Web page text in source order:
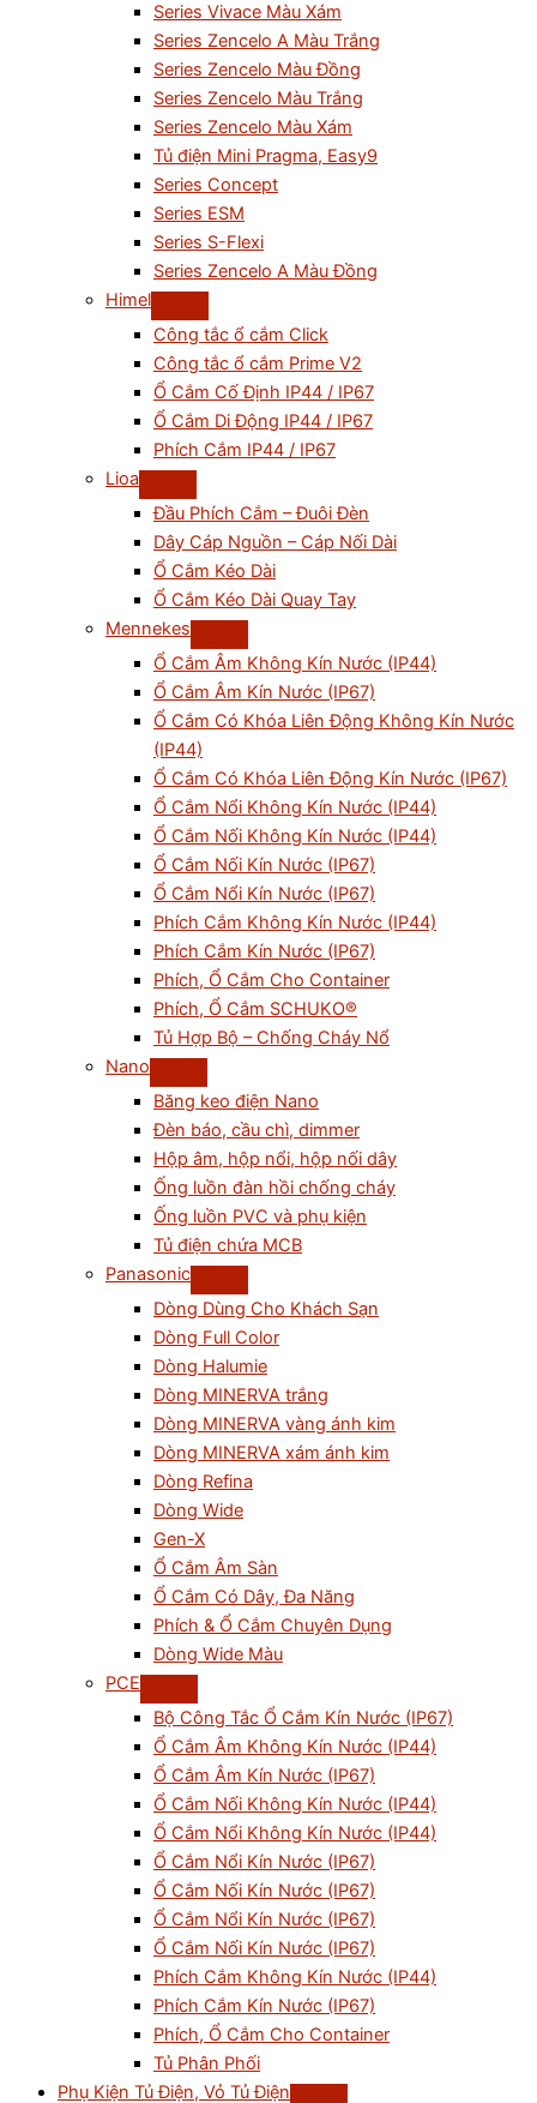
Series Vivace Màu Xám
Series Zencelo A Màu Trắng
Series Zencelo Màu Đồng
Series Zencelo Màu Trắng
Series Zencelo Màu Xám
Tủ điện Mini Pragma, Easy9
Series Concept
Series ESM
Series S-Flexi
Series Zencelo A Màu Đồng
Himel
Công tắc ổ cắm Click
Công tắc ổ cắm Prime V2
Ổ Cắm Cố Định IP44 / IP67
Ổ Cắm Di Động IP44 / IP67
Phích Cắm IP44 / IP67
Lioa
Đầu Phích Cắm – Đuôi Đèn
Dây Cáp Nguồn – Cáp Nối Dài
Ổ Cắm Kéo Dài
Ổ Cắm Kéo Dài Quay Tay
Mennekes
Ổ Cắm Âm Không Kín Nước (IP44)
Ổ Cắm Âm Kín Nước (IP67)
Ổ Cắm Có Khóa Liên Động Không Kín Nước
(IP44)
Ổ Cắm Có Khóa Liên Động Kín Nước (IP67)
Ổ Cắm Nổi Không Kín Nước (IP44)
Ổ Cắm Nối Không Kín Nước (IP44)
Ổ Cắm Nối Kín Nước (IP67)
Ổ Cắm Nổi Kín Nước (IP67)
Phích Cắm Không Kín Nước (IP44)
Phích Cắm Kín Nước (IP67)
Phích, Ổ Cắm Cho Container
Phích, Ổ Cắm SCHUKO®
Tủ Hợp Bộ – Chống Cháy Nổ
Nano
Băng keo điện Nano
Đèn báo, cầu chì, dimmer
Hộp âm, hộp nổi, hộp nối dây
Ống luồn đàn hồi chống cháy
Ống luồn PVC và phụ kiện
Tủ điện chứa MCB
Panasonic
Dòng Dùng Cho Khách Sạn
Dòng Full Color
Dòng Halumie
Dòng MINERVA trắng
Dòng MINERVA vàng ánh kim
Dòng MINERVA xám ánh kim
Dòng Refina
Dòng Wide
Gen-X
Ổ Cắm Âm Sàn
Ổ Cắm Có Dây, Đa Năng
Phích & Ổ Cắm Chuyên Dụng
Dòng Wide Màu
PCE
Bộ Công Tắc Ổ Cắm Kín Nước (IP67)
Ổ Cắm Âm Không Kín Nước (IP44)
Ổ Cắm Âm Kín Nước (IP67)
Ổ Cắm Nối Không Kín Nước (IP44)
Ổ Cắm Nổi Không Kín Nước (IP44)
Ổ Cắm Nổi Kín Nước (IP67)
Ổ Cắm Nối Kín Nước (IP67)
Ổ Cắm Nổi Kín Nước (IP67)
Ổ Cắm Nối Kín Nước (IP67)
Phích Cắm Không Kín Nước (IP44)
Phích Cắm Kín Nước (IP67)
Phích, Ổ Cắm Cho Container
Tủ Phân Phối
Phụ Kiện Tủ Điện, Vỏ Tủ Điện